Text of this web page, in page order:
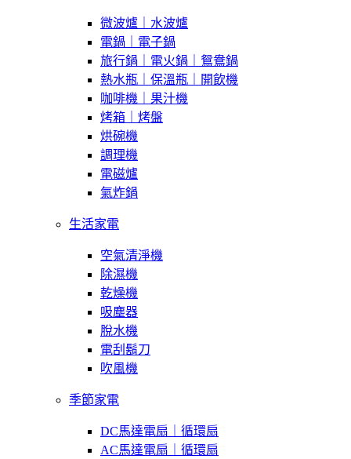
微波爐｜水波爐
電鍋｜電子鍋
旅行鍋｜電火鍋｜鴛鴦鍋
熱水瓶｜保溫瓶｜開飲機
咖啡機｜果汁機
烤箱｜烤盤
烘碗機
調理機
電磁爐
氣炸鍋
生活家電
空氣清淨機
除濕機
乾燥機
吸塵器
脫水機
電刮鬍刀
吹風機
季節家電
DC馬達電扇｜循環扇
AC馬達電扇｜循環扇